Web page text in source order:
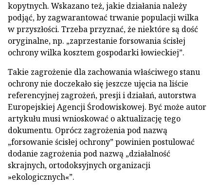
kopytnych. Wskazano też, jakie działania należy
podjąć, by zagwarantować trwanie populacji wilka
w przyszłości. Trzeba przyznać, że niektóre są dość
oryginalne, np. „zaprzestanie forsowania ścisłej
ochrony wilka kosztem gospodarki łowieckiej”.
Takie zagrożenie dla zachowania właściwego stanu
ochrony nie doczekało się jeszcze ujęcia na liście
referencyjnej zagrożeń, presji i działań, autorstwa
Europejskiej Agencji Środowiskowej. Być może autor
artykułu musi wnioskować o aktualizację tego
dokumentu. Oprócz zagrożenia pod nazwą
„forsowanie ścisłej ochrony” powinien postulować
dodanie zagrożenia pod nazwą „działalność
skrajnych, ortodoksyjnych organizacji
»ekologicznych«”.